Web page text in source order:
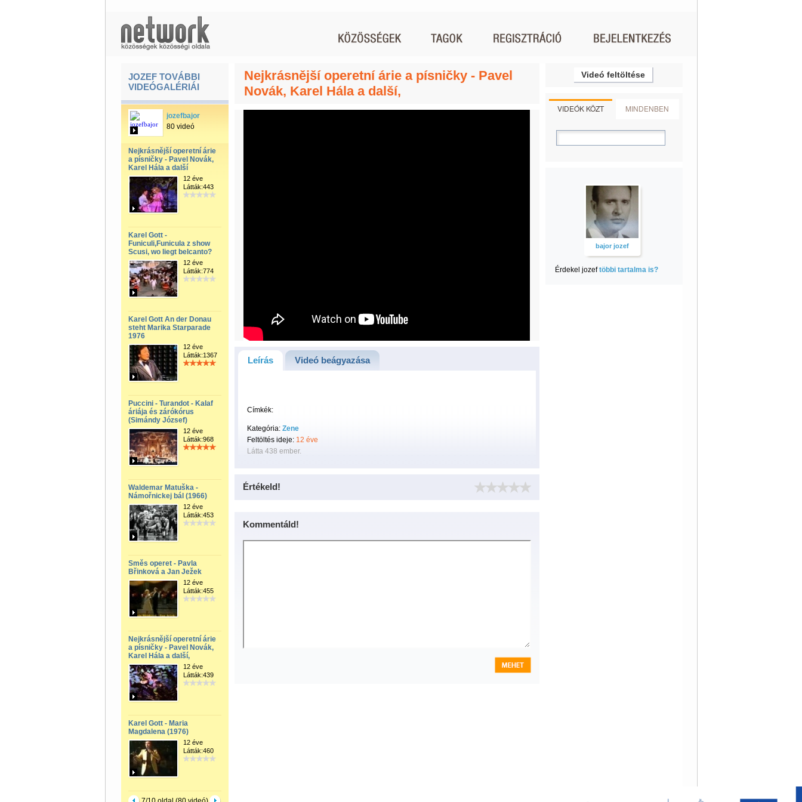
JOZEF TOVÁBBI
VIDEÓGALÉRIÁI
jozefbajor
80 videó
Nejkrásnější operetní árie
a písničky - Pavel Novák,
Karel Hála a další
12 éve
Látták:443
Karel Gott -
Funiculi,Funicula z show
Scusi, wo liegt belcanto?
12 éve
Látták:774
Karel Gott An der Donau
steht Marika Starparade
1976
12 éve
Látták:1367
Puccini - Turandot - Kalaf
áriája és zárókórus
(Simándy József)
12 éve
Látták:968
Waldemar Matuška -
Námořnickej bál (1966)
12 éve
Látták:453
Směs operet - Pavla
Břinková a Jan Ježek
12 éve
Látták:455
Nejkrásnější operetní árie
a písničky - Pavel Novák,
Karel Hála a další,
12 éve
Látták:439
Karel Gott - Maria
Magdalena (1976)
12 éve
Látták:460
Nejkrásnější operetní árie a písničky - Pavel
Novák, Karel Hála a další,
Leírás Videó beágyazása
Címkék:
Kategória: Zene
Feltöltés ideje: 12 éve
Látta 438 ember.
Értékeld!
Kommentáld!
Videó feltöltése
VIDEÓK KÖZT MINDENBEN
bajor jozef
Érdekel jozeftöbbi tartalma is?